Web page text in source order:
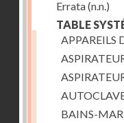
Errata(n.n.)
TABLE
APPAREILS
BAINS-